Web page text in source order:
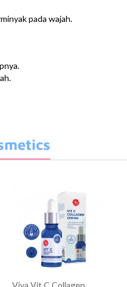
pada wajah.
Viva Vit C Collagen